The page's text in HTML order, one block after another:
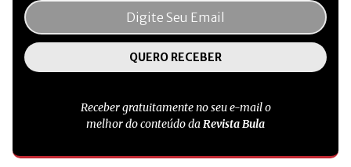
Receber gratuitamente no seu e-mail o
melhor do conteúdo daRevista Bula